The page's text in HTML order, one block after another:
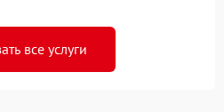
все услуги